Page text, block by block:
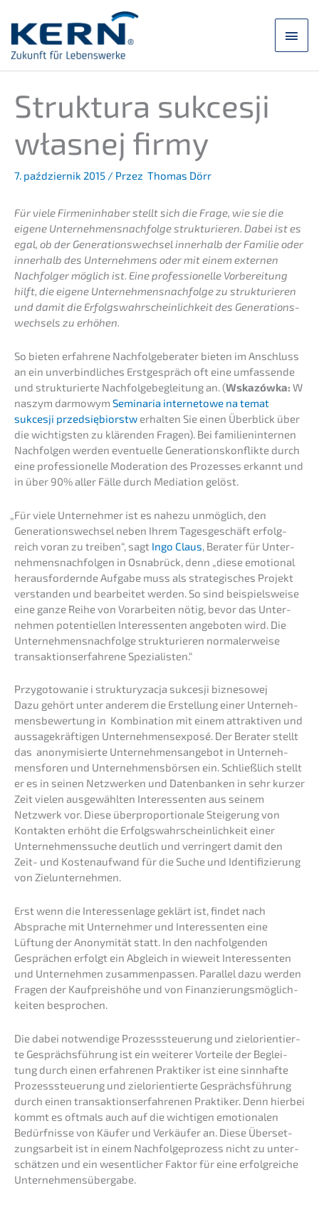
dź
treści
Struk­tu­ra sukces­ji
własnej firmy
7. paździer­nik 2015 / Przez Thomas Dörr
Für viele Firmen­in­ha­ber stellt sich die Frage, wie sie die
eigene Unternehmens­nachfolge struk­tu­rie­ren. Dabei ist es
egal, ob der Generations­wechsel inner­halb der Familie oder
inner­halb des Unter­neh­mens oder mit einem exter­nen
Nachfol­ger möglich ist. Eine profes­sio­nel­le Vorbe­rei­tung
hilft, die eigene Unternehmens­nachfolge zu struk­tu­rie­ren
und damit die Erfolgs­wahr­schein­lich­keit des Genera­ti­ons­
wech­sels zu erhöhen.
So bieten erfah­re­ne Nachfol­ge­be­ra­ter bieten im Anschluss
an ein unver­bind­li­ches Erstge­spräch oft eine umfas­sen­de
und struk­tu­rier­te Nachfol­ge­be­glei­tung an. (Wskazów­ka: W
naszym darmo­wym Semina­ria inter­neto­we na temat
sukces­ji przedsię­bi­orstw erhal­ten Sie einen Überblick über
die wichtigs­ten zu klären­den Fragen). Bei famili­en­in­ter­nen
Nachfol­gen werden eventu­el­le Genera­ti­ons­kon­flik­te durch
eine profes­sio­nel­le Modera­ti­on des Prozes­ses erkannt und
in über 90% aller Fälle durch Media­ti­on gelöst.
„Für viele Unter­neh­mer ist es nahezu unmög­lich, den
Generations­wechsel neben Ihrem Tages­ge­schäft erfolg­
reich voran zu treiben“, sagt Ingo Claus, Berater für Unter­
neh­mens­nach­fol­gen in Osnabrück, denn „diese emotio­nal
heraus­for­dern­de Aufga­be muss als strate­gi­sches Projekt
verstan­den und bearbei­tet werden. So sind beispiels­wei­se
eine ganze Reihe von Vorar­bei­ten nötig, bevor das Unter­
neh­men poten­ti­el­len Inter­es­sen­ten angebo­ten wird. Die
Unternehmens­nachfolge struk­tu­rie­ren norma­ler­wei­se
trans­ak­ti­ons­er­fah­re­ne Spezialisten.“
Przygo­to­wa­nie i struk­tu­ry­zac­ja sukces­ji biznesowej
Dazu gehört unter anderem die Erstel­lung einer Unter­neh­
mens­be­wer­tung in Kombi­na­ti­on mit einem attrak­ti­ven und
aussa­ge­kräf­ti­gen Unter­neh­mens­ex­po­sé. Der Berater stellt
das anony­mi­sier­te Unter­neh­mens­an­ge­bot in Unter­neh­
mens­fo­ren und Unter­neh­mens­bör­sen ein. Schließ­lich stellt
er es in seinen Netzwer­ken und Daten­ban­ken in sehr kurzer
Zeit vielen ausge­wähl­ten Inter­es­sen­ten aus seinem
Netzwerk vor. Diese überpro­por­tio­na­le Steige­rung von
Kontak­ten erhöht die Erfolgs­wahr­schein­lich­keit einer
Unter­neh­mens­su­che deutlich und verrin­gert damit den
Zeit- und Kosten­auf­wand für die Suche und Identi­fi­zie­rung
von Zielunternehmen.
Erst wenn die Inter­es­sen­la­ge geklärt ist, findet nach
Abspra­che mit Unter­neh­mer und Inter­es­sen­ten eine
Lüftung der Anony­mi­tät statt. In den nachfol­gen­den
Gesprä­chen erfolgt ein Abgleich in wieweit Inter­es­sen­ten
und Unter­neh­men zusam­men­pas­sen. Paral­lel dazu werden
Fragen der Kaufpreis­hö­he und von Finan­zie­rungs­mög­lich­
kei­ten besprochen.
Die dabei notwen­di­ge Prozess­steue­rung und zielori­en­tier­
te Gesprächs­füh­rung ist ein weite­rer Vortei­le der Beglei­
tung durch einen erfah­re­nen Prakti­ker ist eine sinnhaf­te
Prozess­steue­rung und zielori­en­tier­te Gesprächs­füh­rung
durch einen trans­ak­ti­ons­er­fah­re­nen Prakti­ker. Denn hierbei
kommt es oftmals auch auf die wichti­gen emotio­na­len
Bedürf­nis­se von Käufer und Verkäu­fer an. Diese Überset­
zungs­ar­beit ist in einem Nachfol­ge­pro­zess nicht zu unter­
schät­zen und ein wesent­li­cher Faktor für eine erfolg­rei­che
Unternehmensübergabe.